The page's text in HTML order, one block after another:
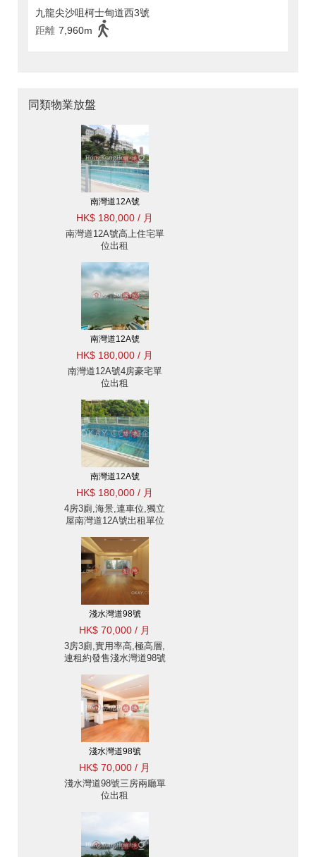
九龍尖沙咀柯士甸道西3號
距離 7,960m
同類物業放盤
南灣道12A號
HK$ 180,000 / 月
南灣道12A號高上住宅單
位出租
南灣道12A號
HK$ 180,000 / 月
南灣道12A號4房豪宅單
位出租
南灣道12A號
HK$ 180,000 / 月
4房3廁,海景,連車位,獨立
屋南灣道12A號出租單位
淺水灣道98號
HK$ 70,000 / 月
3房3廁,實用率高,極高層,
連租約發售淺水灣道98號
淺水灣道98號
HK$ 70,000 / 月
淺水灣道98號三房兩廳單
位出租